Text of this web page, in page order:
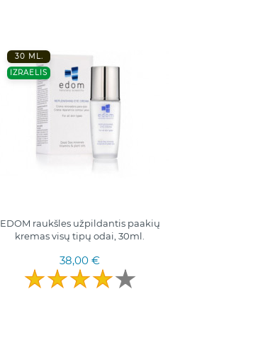
30 ML.
IZRAELIS
EDOM raukšles užpildantis paakių
kremas visų tipų odai, 30ml.
38,00 €